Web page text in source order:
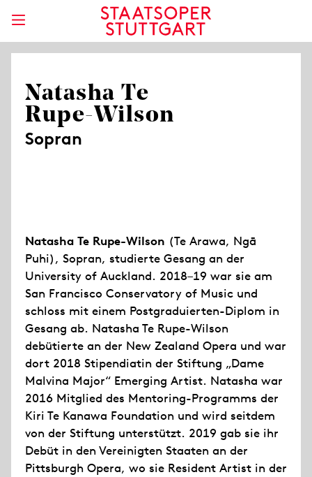
Natasha Te
Rupe-Wilson
Sopran
Natasha Te Rupe-Wilson (Te Arawa, Ngā
Puhi), Sopran, studierte Gesang an der
University of Auckland. 2018–19 war sie am
San Francisco Conservatory of Music und
schloss mit einem Postgraduierten-Diplom in
Gesang ab. Natasha Te Rupe-Wilson
debütierte an der New Zealand Opera und war
dort 2018 Stipendiatin der Stiftung „Dame
Malvina Major“ Emerging Artist. Natasha war
2016 Mitglied des Mentoring-Programms der
Kiri Te Kanawa Foundation und wird seitdem
von der Stiftung unterstützt. 2019 gab sie ihr
Debüt in den Vereinigten Staaten an der
Pittsburgh Opera, wo sie Resident Artist in der